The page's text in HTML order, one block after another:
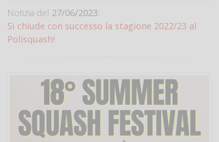
Notizia del 27/06/2023:
Si chiude con successo la stagione 2022/23 al
Polisquash!